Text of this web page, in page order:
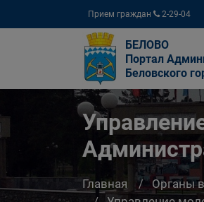
Прием граждан 2-29-04
БЕЛОВО
Портал
Беловского
Главная Органы